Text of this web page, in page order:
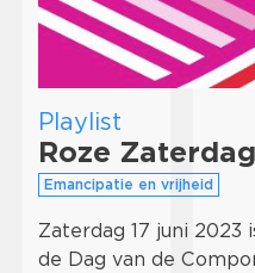
Playlist
Roze Zaterdag
Emancipatie en vrijheid
Zaterdag 17 juni 2023
de Dag van de